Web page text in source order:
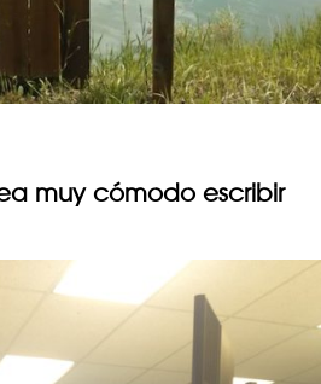
muy cómodo escribir